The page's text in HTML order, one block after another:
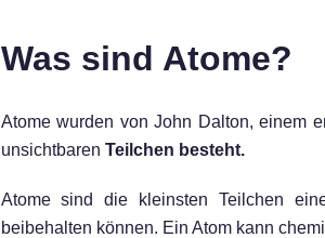
Was sind Atome?
Atome wurden von John Dalton, einem
unsichtbaren Teilchen besteht.
Atome sind die kleinsten Teilchen
beibehalten können. Ein Atom kann